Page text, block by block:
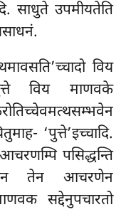
साधुते उपमीयतेति
विय
विय माणवके
‘पुत्ते’इच्चादि.
पसिद्धन्ति
तेन आचरणेन
सद्देनुपचारतो